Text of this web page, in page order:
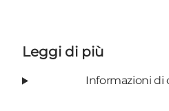
Leggi di più
Informazioni di